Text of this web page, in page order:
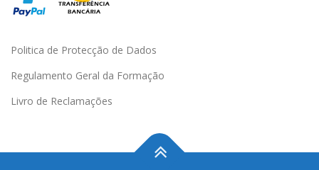
Politica de Protecção de Dados
Regulamento Geral da Formação
Livro de Reclamações